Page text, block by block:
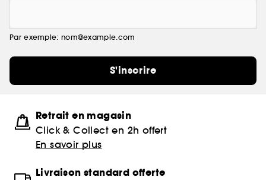
Par exemple: nom@example.com
S'inscrire
Retrait en magasin
Click & Collect en 2h offert
En savoir plus
Livraison standard offerte